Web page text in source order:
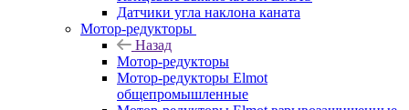
Датчики угла наклона каната
Мотор-редукторы
Назад
Мотор-редукторы
Мотор-редукторы Elmot
общепромышленные